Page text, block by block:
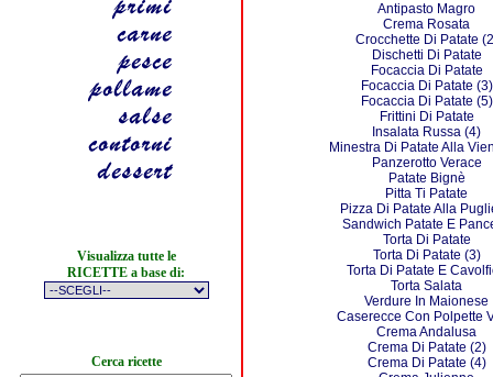
Visualizza tutte le
RICETTE a base di:
Cerca ricette
Antipasto Magro
Crema Rosata
Crocchette Di Patate
Dischetti Di Patate
Focaccia Di Patate
Focaccia Di Patate (3)
Focaccia Di Patate (5)
Frittini Di Patate
Insalata Russa (4)
Minestra Di Patate Alla
Panzerotto Verace
Patate Bignè
Pitta Ti Patate
Pizza Di Patate Alla
Sandwich Patate E
Torta Di Patate
Torta Di Patate (3)
Torta Di Patate E
Torta Salata
Verdure In Maionese
Caserecce Con Polpette
Crema Andalusa
Crema Di Patate (2)
Crema Di Patate (4)